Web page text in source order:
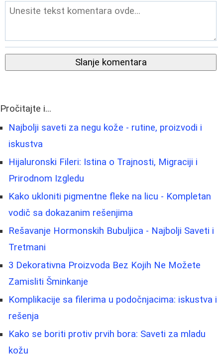
Slanje komentara
Pročitajte i...
Najbolji saveti za negu kože - rutine, proizvodi i
iskustva
Hijaluronski Fileri: Istina o Trajnosti, Migraciji i
Prirodnom Izgledu
Kako ukloniti pigmentne fleke na licu - Kompletan
vodič sa dokazanim rešenjima
Rešavanje Hormonskih Bubuljica - Najbolji Saveti i
Tretmani
3 Dekorativna Proizvoda Bez Kojih Ne Možete
Zamisliti Šminkanje
Komplikacije sa filerima u podočnjacima: iskustva i
rešenja
Kako se boriti protiv prvih bora: Saveti za mladu
kožu